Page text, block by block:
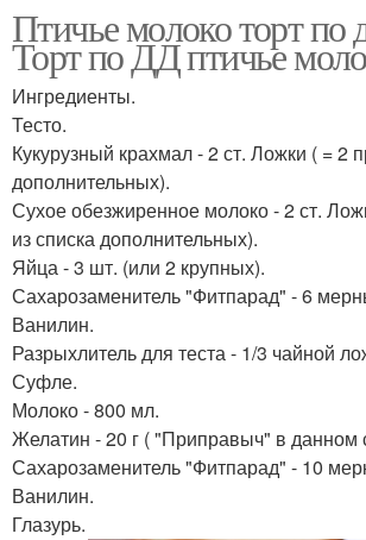
Птичье молоко торт по
Торт по ДД птичье
Ингредиенты.
Тесто.
Кукурузный крахмал - 2 ст. Ложки ( = 2
дополнительных).
Сухое обезжиренное молоко - 2 ст.
из списка дополнительных).
Яйца - 3 шт. (или 2 крупных).
Сахарозаменитель "Фитпарад" - 6
Ванилин.
Разрыхлитель для теста - 1/3 чайной
Суфле.
Молоко - 800 мл.
Желатин - 20 г ( "Приправыч" в данном
Сахарозаменитель "Фитпарад" - 10
Ванилин.
Глазурь.